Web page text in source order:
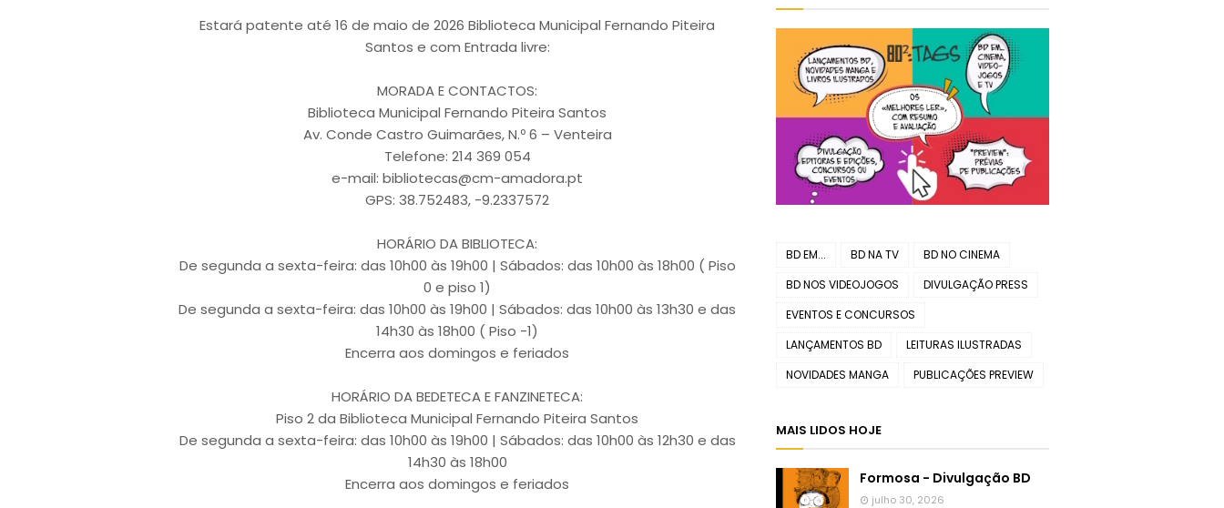
Estará patente até 16 de maio de 2026 Biblioteca Municipal Fernando Piteira
Santos e com Entrada livre:
MORADA E CONTACTOS:
Biblioteca Municipal Fernando Piteira Santos
Av. Conde Castro Guimarães, N.º 6 – Venteira
Telefone: 214 369 054
e-mail: bibliotecas@cm-amadora.pt
GPS: 38.752483, -9.2337572
HORÁRIO DA BIBLIOTECA:
De segunda a sexta-feira: das 10h00 às 19h00 | Sábados: das 10h00 às 18h00 ( Piso
0 e piso 1)
De segunda a sexta-feira: das 10h00 às 19h00 | Sábados: das 10h00 às 13h30 e das
14h30 às 18h00 ( Piso -1)
Encerra aos domingos e feriados
HORÁRIO DA BEDETECA E FANZINETECA:
Piso 2 da Biblioteca Municipal Fernando Piteira Santos
De segunda a sexta-feira: das 10h00 às 19h00 | Sábados: das 10h00 às 12h30 e das
14h30 às 18h00
Encerra aos domingos e feriados
BD EM... BD NA TV
BD NO CINEMA
BD NOS VIDEOJOGOS
DIVULGAÇÃO PRESS
EVENTOS E CONCURSOS
LANÇAMENTOS BD
LEITURAS ILUSTRADAS
NOVIDADES MANGA
PUBLICAÇÕES PREVIEW
MAIS LIDOS HOJE
Formosa - Divulgação BD
julho 30, 2026